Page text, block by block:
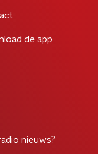
de app
nieuws?